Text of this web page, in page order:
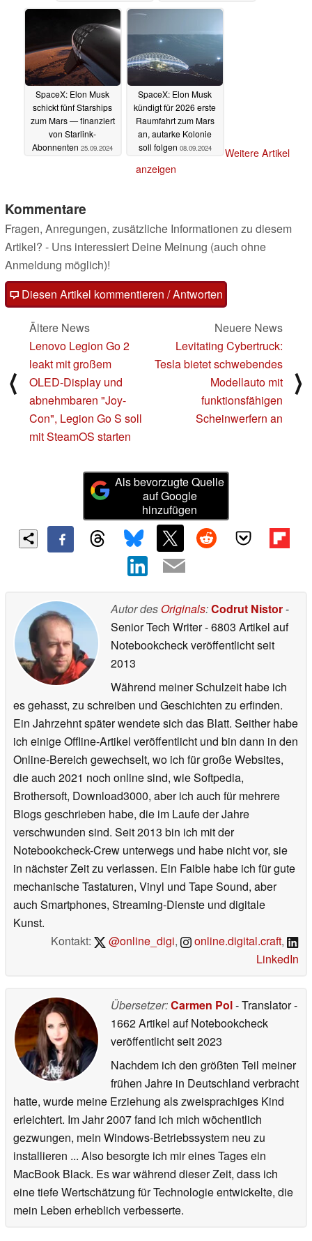
SpaceX: Elon Musk
schickt fünf Starships
zum Mars — finanziert
von Starlink-
Abonnenten 25.09.2024
SpaceX: Elon Musk
kündigt für 2026 erste
Raumfahrt zum Mars
an, autarke Kolonie
soll folgen 08.09.2024
Weitere Artikel
anzeigen
Kommentare
Fragen, Anregungen, zusätzliche Informationen zu diesem
Artikel? - Uns interessiert Deine Meinung (auch ohne
Anmeldung möglich)!
Diesen Artikel kommentieren / Antworten
⟨
Ältere News
Lenovo Legion Go 2
leakt mit großem
OLED-Display und
abnehmbaren "Joy-
Con", Legion Go S soll
mit SteamOS starten
Neuere News
Levitating Cybertruck:
Tesla bietet schwebendes
Modellauto mit
funktionsfähigen
Scheinwerfern an
⟩
Als bevorzugte Quelle
auf Google
hinzufügen
Autor des Originals:Codrut Nistor-
Senior Tech Writer- 6803 Artikel auf
Notebookcheck veröffentlichtseit
2013
Während meiner Schulzeit habe ich
es gehasst, zu schreiben und Geschichten zu erfinden.
Ein Jahrzehnt später wendete sich das Blatt. Seither habe
ich einige Offline-Artikel veröffentlicht und bin dann in den
Online-Bereich gewechselt, wo ich für große Websites,
die auch 2021 noch online sind, wie Softpedia,
Brothersoft, Download3000, aber ich auch für mehrere
Blogs geschrieben habe, die im Laufe der Jahre
verschwunden sind. Seit 2013 bin ich mit der
Notebookcheck-Crew unterwegs und habe nicht vor, sie
in nächster Zeit zu verlassen. Ein Faible habe ich für gute
mechanische Tastaturen, Vinyl und Tape Sound, aber
auch Smartphones, Streaming-Dienste und digitale
Kunst.
Kontakt:
@online_digi, online.digital.craft,
LinkedIn
Übersetzer:Carmen Pol- Translator-
1662 Artikel auf Notebookcheck
veröffentlichtseit 2023
Nachdem ich den größten Teil meiner
frühen Jahre in Deutschland verbracht
hatte, wurde meine Erziehung als zweisprachiges Kind
erleichtert. Im Jahr 2007 fand ich mich wöchentlich
gezwungen, mein Windows-Betriebssystem neu zu
installieren ... Also besorgte ich mir eines Tages ein
MacBook Black. Es war während dieser Zeit, dass ich
eine tiefe Wertschätzung für Technologie entwickelte, die
mein Leben erheblich verbesserte.